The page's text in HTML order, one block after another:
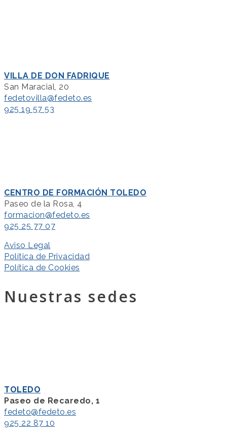
VILLA DE DON FADRIQUE
San Maracial, 20
fedetovilla@fedeto.es
925 19 57 53
CENTRO DE FORMACIÓN TOLEDO
Paseo de la Rosa, 4
formacion@fedeto.es
925 25 77 07
Aviso Legal
Política de Privacidad
Política de Cookies
Nuestras sedes
TOLEDO
Paseo de Recaredo, 1
fedeto@fedeto.es
925 22 87 10